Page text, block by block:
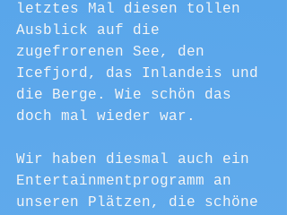
letztes Mal diesen tollen
Ausblick auf die
zugefrorenen See, den
Icefjord, das Inlandeis und
die Berge. Wie schön das
doch mal wieder war.
Wir haben diesmal auch ein
Entertainmentprogramm an
unseren Plätzen, die schöne